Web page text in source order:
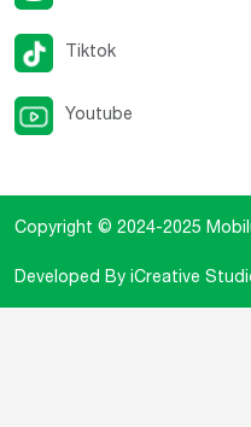
Tiktok
Youtube
Copyright © 2024-2025
Developed By iCreative